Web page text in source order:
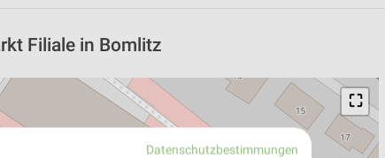
Filiale in Bomlitz
⛶
Datenschutzbestimmungen